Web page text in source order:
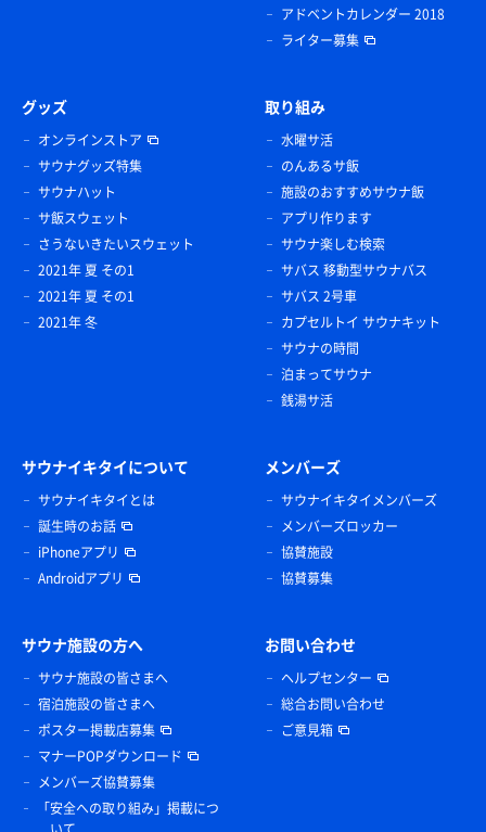
アドベントカレンダー 2018
ライター募集
グッズ
オンラインストア
サウナグッズ特集
サウナハット
サ飯スウェット
さうないきたいスウェット
2021年 夏 その1
2021年 夏 その1
2021年 冬
取り組み
水曜サ活
のんあるサ飯
施設のおすすめサウナ飯
アプリ作ります
サウナ楽しむ検索
サバス 移動型サウナバス
サバス 2号車
カプセルトイ サウナキット
サウナの時間
泊まってサウナ
銭湯サ活
サウナイキタイについて
サウナイキタイとは
誕生時のお話
iPhoneアプリ
Androidアプリ
メンバーズ
サウナイキタイメンバーズ
メンバーズロッカー
協賛施設
協賛募集
サウナ施設の方へ
サウナ施設の皆さまへ
宿泊施設の皆さまへ
ポスター掲載店募集
マナーPOPダウンロード
メンバーズ協賛募集
「安全への取り組み」掲載につ
お問い合わせ
ヘルプセンター
総合お問い合わせ
ご意見箱